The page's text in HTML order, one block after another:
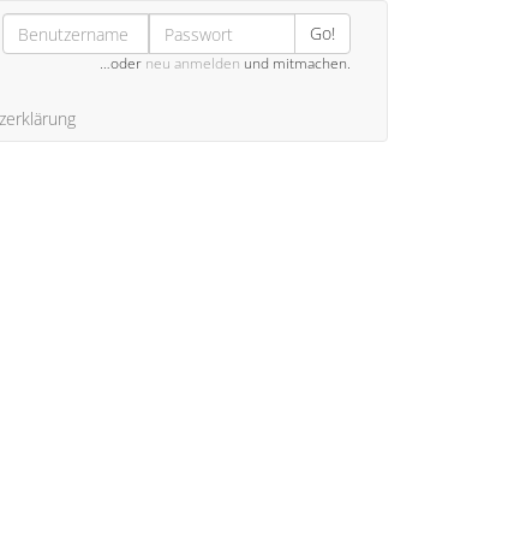
Go!
…oder neu anmelden und mitmachen.